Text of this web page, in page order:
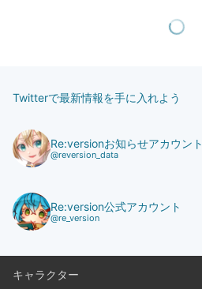
Twitterで最新情報を手に入れよう
Re:versionお知らせアカウント
@reversion_data
Re:version公式アカウント
@re_version
キャラクター